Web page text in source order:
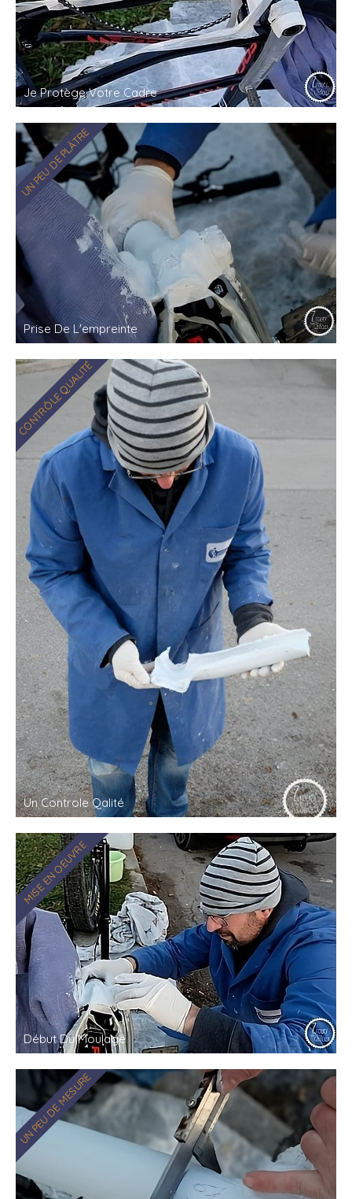
Je Protège Votre Cadre
Prise De L'empreinte
UN PEU DE PLÂTRE
Un Controle Qalité
CONTRÔLE QUALITÉ
Début Du Moulage
MISE EN OEUVRE
UN PEU DE MESURE